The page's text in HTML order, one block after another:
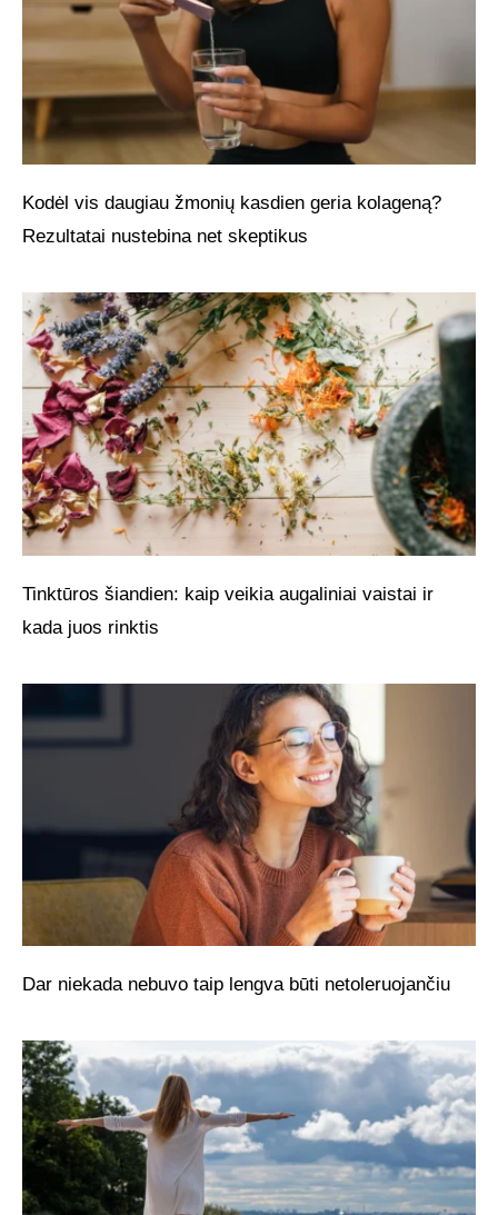
Kodėl vis daugiau žmonių kasdien geria kolageną?
Rezultatai nustebina net skeptikus
Tinktūros šiandien: kaip veikia augaliniai vaistai ir
kada juos rinktis
Dar niekada nebuvo taip lengva būti netoleruojančiu